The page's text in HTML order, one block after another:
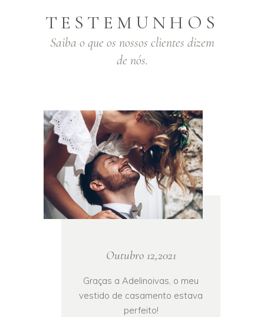
TESTEMUNHOS
Saiba o que os nossos clientes dizem
de nós.
Outubro 12,2021
Graças a Adelinoivas, o meu
vestido de casamento estava
perfeito!